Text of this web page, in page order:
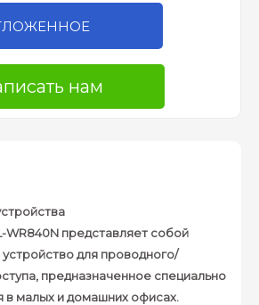
нам
WR840N представляет собой
для проводного/
предназначенное специально
в малых и домашних офисах.